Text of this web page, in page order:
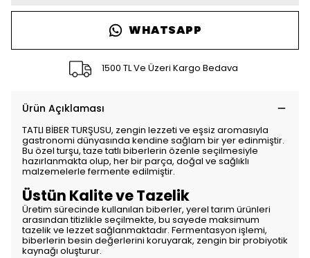
WHATSAPP
1500 TL Ve Üzeri Kargo Bedava
Ürün Açıklaması
TATLI BİBER TURŞUSU, zengin lezzeti ve eşsiz aromasıyla
gastronomi dünyasında kendine sağlam bir yer edinmiştir.
Bu özel turşu, taze tatlı biberlerin özenle seçilmesiyle
hazırlanmakta olup, her bir parça, doğal ve sağlıklı
malzemelerle fermente edilmiştir.
Üstün Kalite ve Tazelik
Üretim sürecinde kullanılan biberler, yerel tarım ürünleri
arasından titizlikle seçilmekte, bu sayede maksimum
tazelik ve lezzet sağlanmaktadır. Fermentasyon işlemi,
biberlerin besin değerlerini koruyarak, zengin bir probiyotik
kaynağı oluşturur.